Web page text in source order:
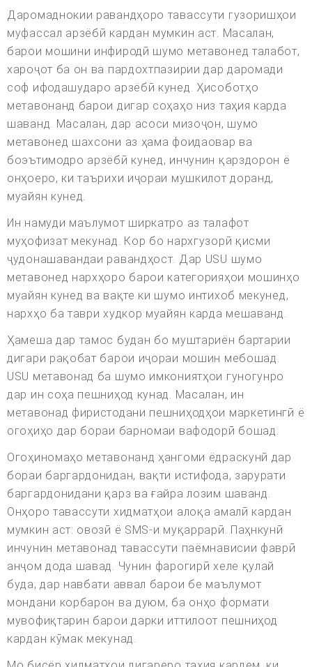
Даромаднокии равандҳоро тавассути гузоришҳои
муфассал арзёбӣ кардан мумкин аст. Масалан,
барои мошини инфиродӣ шумо метавонед талабот,
хароҷот ба он ва пардохтпазирии дар даромади
соф ифодашударо арзёбӣ кунед. Ҳисоботҳо
метавонанд барои дигар соҳаҳо низ таҳия карда
шаванд. Масалан, дар асоси мизоҷон, шумо
метавонед шахсони аз ҳама фоидаовар ва
боэътимодро арзёбӣ кунед, инчунин қарздорон ё
онҳоеро, ки таърихи иҷораи мушкилот доранд,
муайян кунед.
Ин намуди маълумот ширкатро аз талафот
муҳофизат мекунад. Кор бо нархгузорӣ қисми
ҷудонашавандаи равандҳост. Дар USU шумо
метавонед нархҳоро барои категорияҳои мошинҳо
муайян кунед ва вақте ки шумо интихоб мекунед,
нархҳо ба таври худкор муайян карда мешаванд.
Ҳамеша дар тамос будан бо муштариён бартарии
дигари рақобат барои иҷораи мошин мебошад.
USU метавонад ба шумо имкониятҳои гуногунро
дар ин соҳа пешниҳод кунад. Масалан, ин
метавонад фиристодани пешниҳодҳои маркетингӣ ё
огоҳиҳо дар бораи барномаи вафодорӣ бошад.
Огоҳиномаҳо метавонанд ҳангоми ёдраскунӣ дар
бораи баргардонидан, вақти истифода, зарурати
баргардонидани қарз ва ғайра лозим шаванд.
Онҳоро тавассути хидматҳои алоқа амалӣ кардан
мумкин аст: овозӣ ё SMS-и муқаррарӣ. Паҳнкунӣ
инчунин метавонад тавассути паёмнависии фаврӣ
анҷом дода шавад. Чунин фарогирӣ хеле қулай
буда, дар навбати аввал барои бе маълумот
мондани корбарон ва дуюм, ба онҳо формати
мувофиқтарин барои дарки иттилоот пешниҳод
кардан кӯмак мекунад.